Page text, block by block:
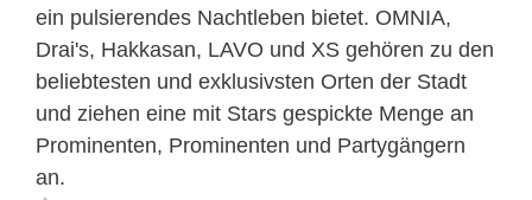
ein pulsierendes Nachtleben bietet. OMNIA,
Drai's, Hakkasan, LAVO und XS gehören zu den
beliebtesten und exklusivsten Orten der Stadt
und ziehen eine mit Stars gespickte Menge an
Prominenten, Prominenten und Partygängern
an.